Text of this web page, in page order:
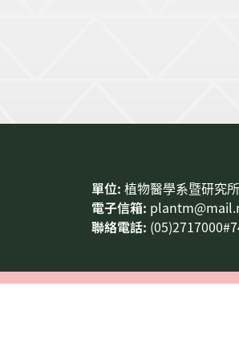
單位: 植物醫學系暨研究所
電子信箱:
聯絡電話: